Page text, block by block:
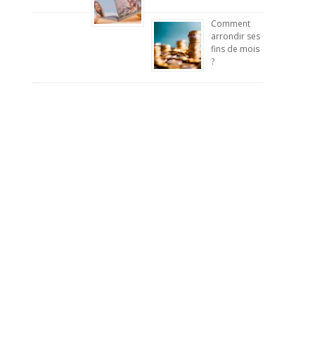
Comment
arrondir ses
fins de mois
?